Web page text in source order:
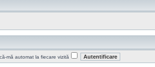
mă automat la fiecare vizită